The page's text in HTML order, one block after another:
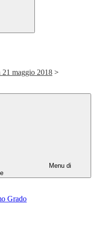
21 maggio 2018 >
Menu di
Grado